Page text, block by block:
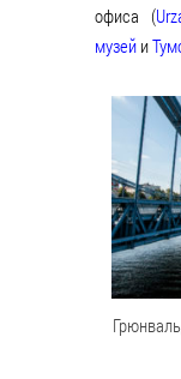
офиса (
музей и